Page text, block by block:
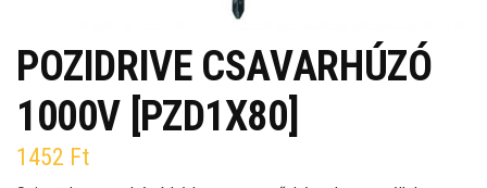
POZIDRIVE CSAVARHÚZÓ
1000V [PZD1X80]
1452 Ft